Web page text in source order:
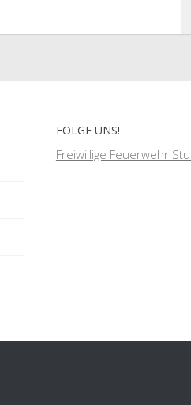
FOLGE UNS!
Freiwillige Feuerwehr